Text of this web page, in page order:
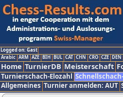
Logged on: Gast
Arabic ARM AZE BIH BUL CAT CHN CRO CZE DEN
Home TurnierDB Meisterschaft
Turnierschach-Elozahl
Allgemeines Turnier anmelden: AUT